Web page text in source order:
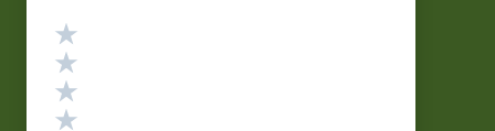
Valutazione